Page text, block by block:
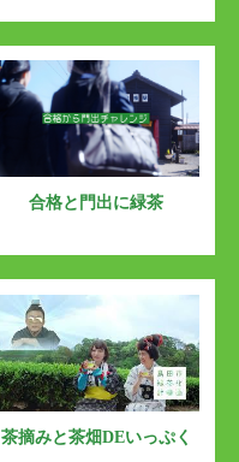
合格と門出に緑茶
茶摘みと茶畑DEいっぷく